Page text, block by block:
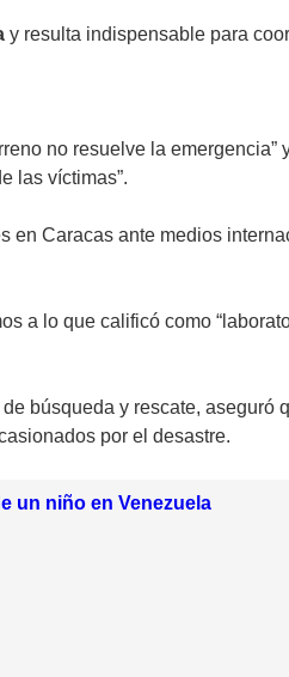
y resulta indispensable para
no resuelve la emergencia”
las víctimas”.
en Caracas ante medios
a lo que calificó como
búsqueda y rescate, aseguró
por el desastre.
un niño en Venezuela